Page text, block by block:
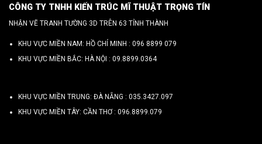
CÔNG TY TNHH KIẾN TRÚC MĨ THUẬT TRỌNG TÍN
NHẬN VẼ TRANH TƯỜNG 3D TRÊN 63 TỈNH THÀNH
KHU VỰC MIỀN NAM: HỒ CHÍ MINH : 096 8899 079
KHU VỰC MIỀN BẮC: HÀ NỘI : 09.8899.0364
KHU VỰC MIỀN TRUNG: ĐÀ NẴNG : 035.3427.097
KHU VỰC MIỀN TÂY: CẦN THƠ : 096.8899.079